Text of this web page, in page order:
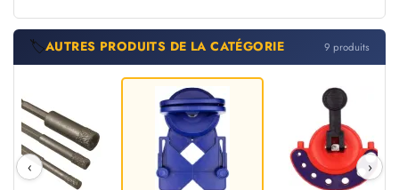
🏷️AUTRES PRODUITS DE LA CATÉGORIE 9 produits
‹ ›